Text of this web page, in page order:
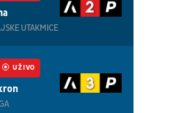
UTAKMICE
UŽIVO